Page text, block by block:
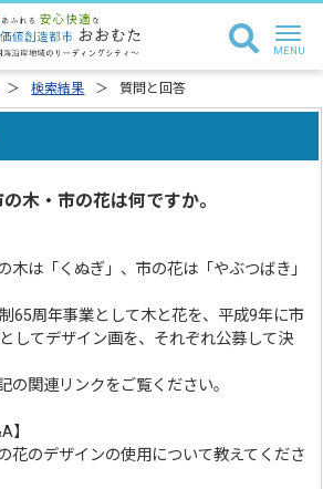
検索結果 質問と回答
木・市の花は何ですか。
木は「くぬぎ」、市の花は「やぶつばき」
65周年事業として木と花を、平成9年に市
してデザイン画を、それぞれ公募して決
の関連リンクをご覧ください。
】
花のデザインの使用について教えてくださ